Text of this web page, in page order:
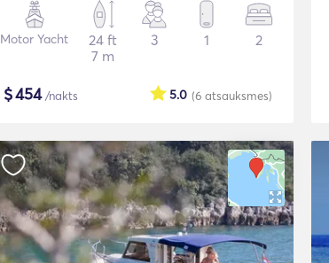
Motor Yacht
24 ft
7 m
3 1 2
$454/nakts (6 atsauksmes)
5.0